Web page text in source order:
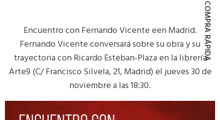
Encuentro con Fernando Vicente een Madrid.
Fernando Vicente conversará sobre su obra y su
trayectoria con Ricardo Esteban-Plaza en la librería
Arte9 (C/ Francisco Silvela, 21, Madrid) el jueves 30 de
noviembre a las 18:30.
COMPRA RÁPIDA